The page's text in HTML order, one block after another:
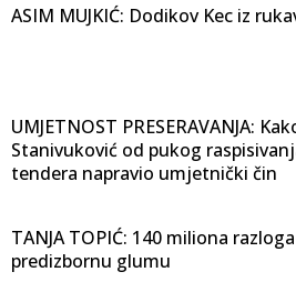
ASIM MUJKIĆ: Dodikov Kec iz
UMJETNOST PRESERAVANJA:
Stanivuković od pukog
tendera napravio umjetnički čin
TANJA TOPIĆ: 140 miliona
predizbornu glumu